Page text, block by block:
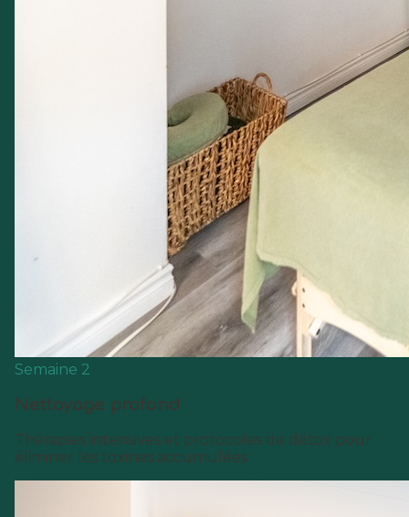
Semaine 2
Nettoyage profond
Thérapies intensives et protocoles de détox pour
éliminer les toxines accumulées